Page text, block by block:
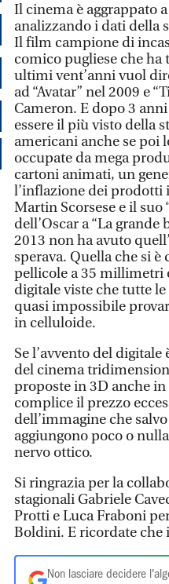
Il cinema è aggrappato
analizzando i dati della
Il film campione di
comico pugliese che ha
ultimi vent’anni vuol
ad “Avatar” nel 2009 e
Cameron. E dopo 3
essere il più visto della
americani anche se
occupate da mega
cartoni animati, un
l’inflazione dei prodotti
Martin Scorsese e il suo
dell’Oscar a “La
2013 non ha avuto
sperava. Quella che si è
pellicole a 35 millimetri
digitale viste che tutte
quasi impossibile
in celluloide.
Se l’avvento del
del cinema
proposte in 3D anche
complice il prezzo
dell’immagine che
aggiungono poco o
nervo ottico.
Si ringrazia per la
stagionali Gabriele
Protti e Luca Fraboni
Boldini. E ricordate che
Non lasciare decidere